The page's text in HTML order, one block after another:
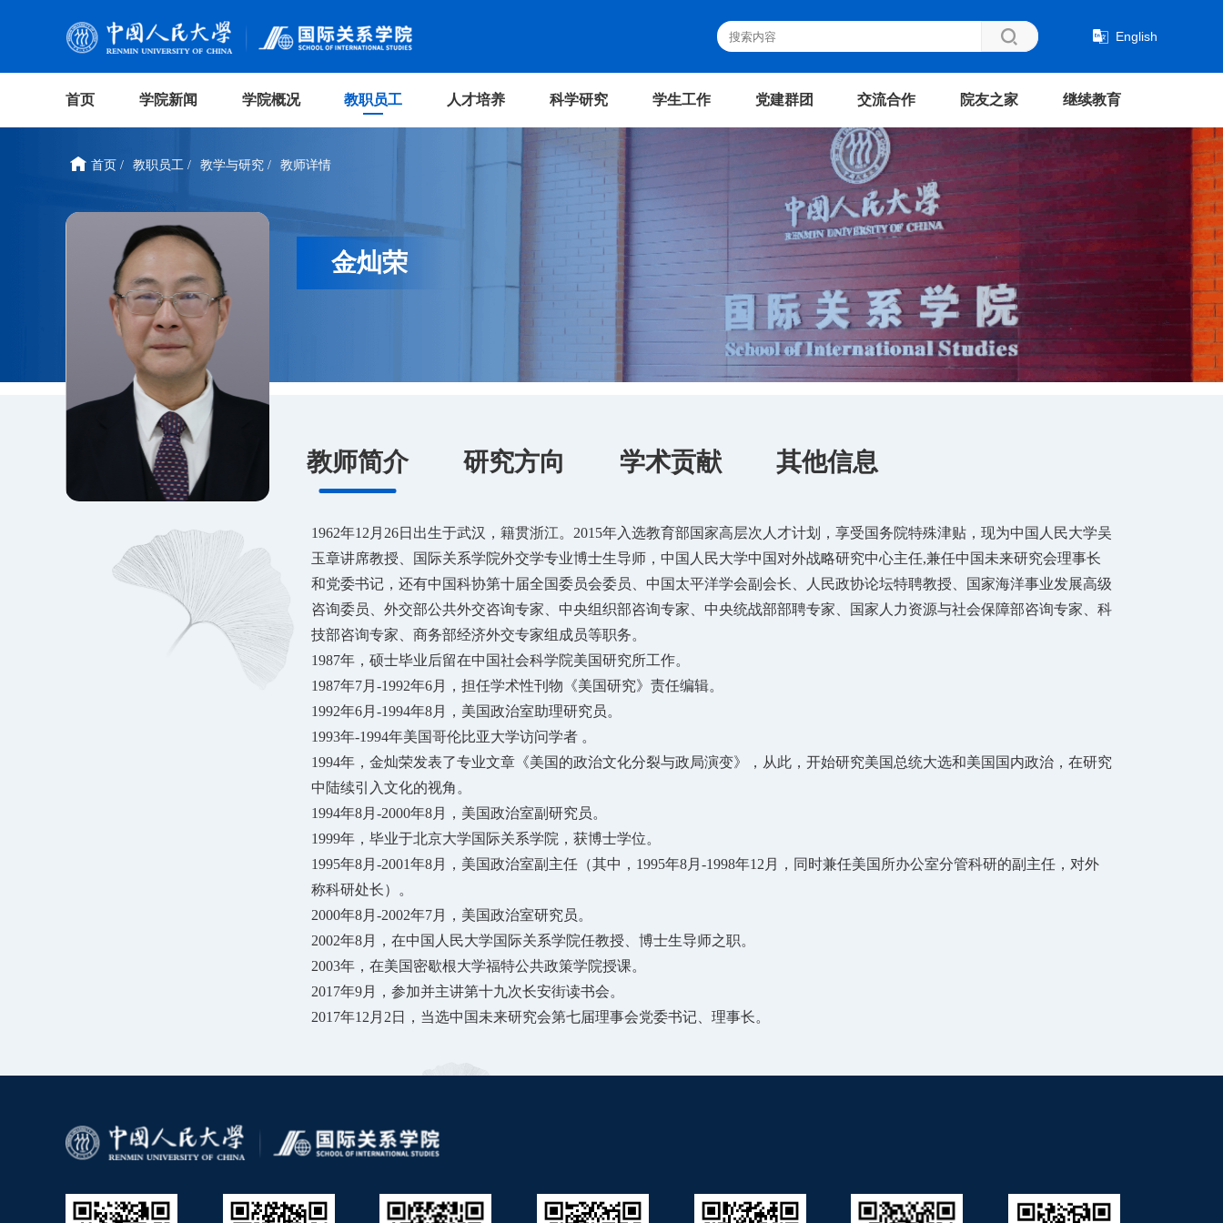
English
首页 学院新闻 学院概况 教职员工 人才培养 科学研究 学生工作 党建群团 交流合作 院友之家 继续教育
首页 / 教职员工 / 教学与研究 / 教师详情
金灿荣
教师简介 研究方向 学术贡献 其他信息
1962年12月26日出生于武汉，籍贯浙江。2015年入选教育部国家高层次人才计划，享受国务院特殊津贴，现为中国人民大学吴
玉章讲席教授、国际关系学院外交学专业博士生导师，中国人民大学中国对外战略研究中心主任,兼任中国未来研究会理事长
和党委书记，还有中国科协第十届全国委员会委员、中国太平洋学会副会长、人民政协论坛特聘教授、国家海洋事业发展高级
咨询委员、外交部公共外交咨询专家、中央组织部咨询专家、中央统战部部聘专家、国家人力资源与社会保障部咨询专家、科
技部咨询专家、商务部经济外交专家组成员等职务。
1987年，硕士毕业后留在中国社会科学院美国研究所工作。
1987年7月-1992年6月，担任学术性刊物《美国研究》责任编辑。
1992年6月-1994年8月，美国政治室助理研究员。
1993年-1994年美国哥伦比亚大学访问学者 。
1994年，金灿荣发表了专业文章《美国的政治文化分裂与政局演变》，从此，开始研究美国总统大选和美国国内政治，在研究
中陆续引入文化的视角。
1994年8月-2000年8月，美国政治室副研究员。
1999年，毕业于北京大学国际关系学院，获博士学位。
1995年8月-2001年8月，美国政治室副主任（其中，1995年8月-1998年12月，同时兼任美国所办公室分管科研的副主任，对外
称科研处长）。
2000年8月-2002年7月，美国政治室研究员。
2002年8月，在中国人民大学国际关系学院任教授、博士生导师之职。
2003年，在美国密歇根大学福特公共政策学院授课。
2017年9月，参加并主讲第十九次长安街读书会。
2017年12月2日，当选中国未来研究会第七届理事会党委书记、理事长。